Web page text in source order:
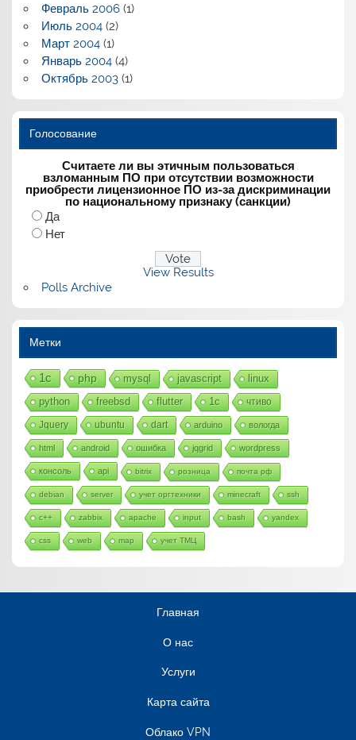
Февраль 2006(1)
Июль 2004(2)
Март 2004(1)
Январь 2004(4)
Октябрь 2003(1)
Голосование
Считаете ли вы этичным пользоваться
взломанным ПО при отсутствии возможности
приобрести лицензионное ПО из-за дискриминации
по национальному признаку (санкции)
Да
Нет
View Results
Polls Archive
Метки
1с php mysql javascript linux
python freebsd flutter 1c чтиво
Jquery ubuntu dart arduino вологда
html android ошибка jqgrid wordpress
консоль api bitrix розница почта рф
debian server учет оргтехники minecraft ssh
c++ zabbix apache input bash yandex
css web map учет ТМЦ
Главная
О нас
Услуги
Карта сайта
Облако VPN